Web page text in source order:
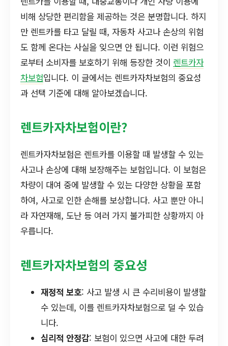
비해 상당한 편리함을 제공하는 것은 분명합니다. 하지
만 렌트카를 타고 달릴 때, 자동차 사고나 손상의 위험
도 함께 온다는 사실을 잊으면 안 됩니다. 이런 위험으
로부터 소비자를 보호하기 위해 등장한 것이 렌트카자
차보험입니다. 이 글에서는 렌트카자차보험의 중요성
과 선택 기준에 대해 알아보겠습니다.
렌트카자차보험이란?
렌트카자차보험은 렌트카를 이용할 때 발생할 수 있는
사고나 손상에 대해 보장해주는 보험입니다. 이 보험은
차량이 대여 중에 발생할 수 있는 다양한 상황을 포함
하여, 사고로 인한 손해를 보상합니다. 사고 뿐만 아니
라 자연재해, 도난 등 여러 가지 불가피한 상황까지 아
우릅니다.
렌트카자차보험의 중요성
재정적 보호: 사고 발생 시 큰 수리비용이 발생할
수 있는데, 이를 렌트카자차보험으로 덜 수 있습
니다.
심리적 안정감: 보험이 있으면 사고에 대한 두려